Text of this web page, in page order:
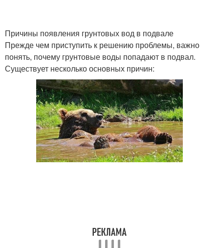
Причины появления грунтовых вод в подвале
Прежде чем приступить к решению проблемы, важно
понять, почему грунтовые воды попадают в подвал.
Существует несколько основных причин: